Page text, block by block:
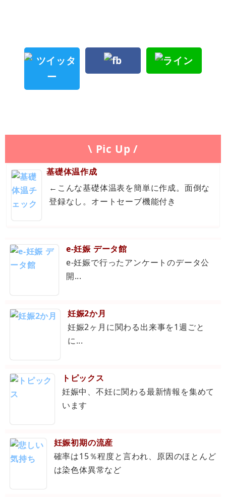
\ Pic Up /
基礎体温作成
←こんな基礎体温表を簡単に作成。面倒な
登録なし。オートセーブ機能付き
e-妊娠 データ館
e-妊娠で行ったアンケートのデータ公
開...
妊娠2か月
妊娠2ヶ月に関わる出来事を1週ごと
に...
トピックス
妊娠中、不妊に関わる最新情報を集めて
います
妊娠初期の流産
確率は15％程度と言われ、原因のほとんど
は染色体異常など